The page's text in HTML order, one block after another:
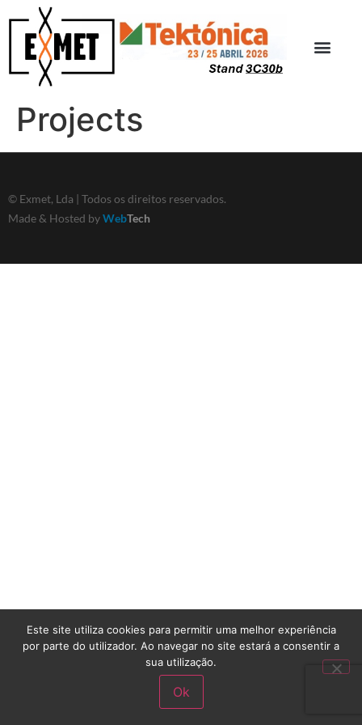
Projects
© Exmet, Lda | Todos os direitos reservados.
Made & Hosted byWebTech
Este site utiliza cookies para permitir uma melhor experiência
por parte do utilizador. Ao navegar no site estará a consentir a
sua utilização.
Ok